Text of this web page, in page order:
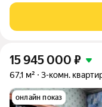
резиденций для
архитектуры,
15 945 000 ₽
67,1 м² 3-комн.
онлайн показ